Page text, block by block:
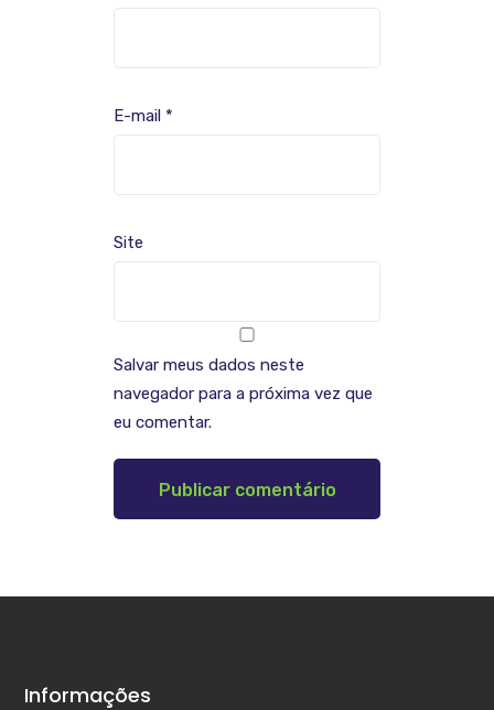
E-mail *
Site
Salvar meus dados neste
navegador para a próxima vez que
eu comentar.
Informações